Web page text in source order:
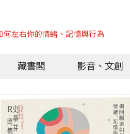
何左右你的情緒、記憶與行為
藏書閣 影音、文創